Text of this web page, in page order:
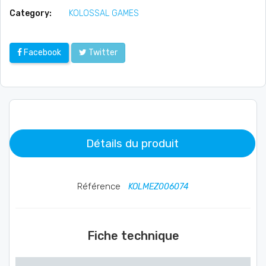
Category:
KOLOSSAL GAMES
Facebook Twitter
Détails du produit
Référence KOLMEZ006074
Fiche technique